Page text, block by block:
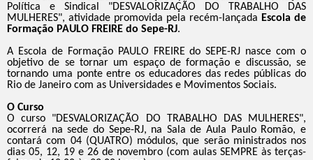
Política e Sindical "DESVALORIZAÇÃO DO TRABALHO DAS
MULHERES", atividade promovida pela recém-lançada Escola de
Formação PAULO FREIRE do Sepe-RJ.
A Escola de Formação PAULO FREIRE do SEPE-RJ nasce com o
objetivo de se tornar um espaço de formação e discussão, se
tornando uma ponte entre os educadores das redes públicas do
Rio de Janeiro com as Universidades e Movimentos Sociais.
O Curso
O curso "DESVALORIZAÇÃO DO TRABALHO DAS MULHERES",
ocorrerá na sede do Sepe-RJ, na Sala de Aula Paulo Romão, e
contará com 04 (QUATRO) módulos, que serão ministrados nos
dias 05, 12, 19 e 26 de novembro (com aulas SEMPRE às terças-